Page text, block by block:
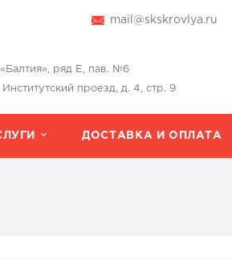
mail@skskrovlya.ru
ряд Е, пав. №6
проезд, д. 4, стр. 9
ДОСТАВКА И ОПЛАТА